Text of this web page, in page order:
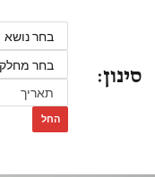
סינון:
החל